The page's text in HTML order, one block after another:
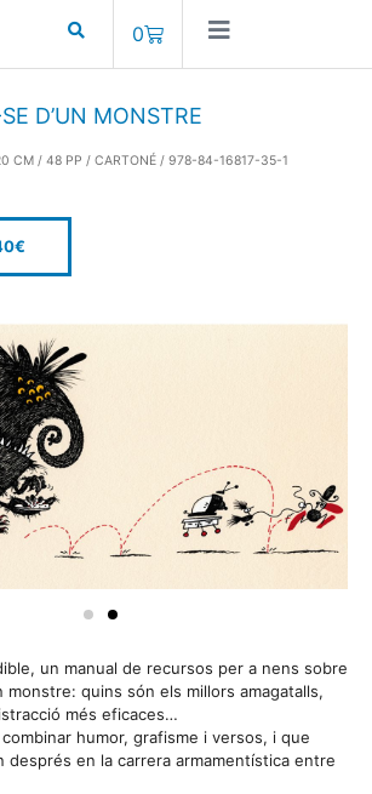
0
D’UN MONSTRE
CM / 48 PP / CARTONÉ / 978-84-16817-35-1
€
un manual de recursos per a nens sobre
monstre: quins són els millors amagatalls,
més eficaces…
humor, grafisme i versos, i que
després en la carrera armamentística entre